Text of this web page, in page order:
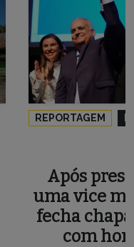
REPORTAGEM
Após
uma vice
fecha
com